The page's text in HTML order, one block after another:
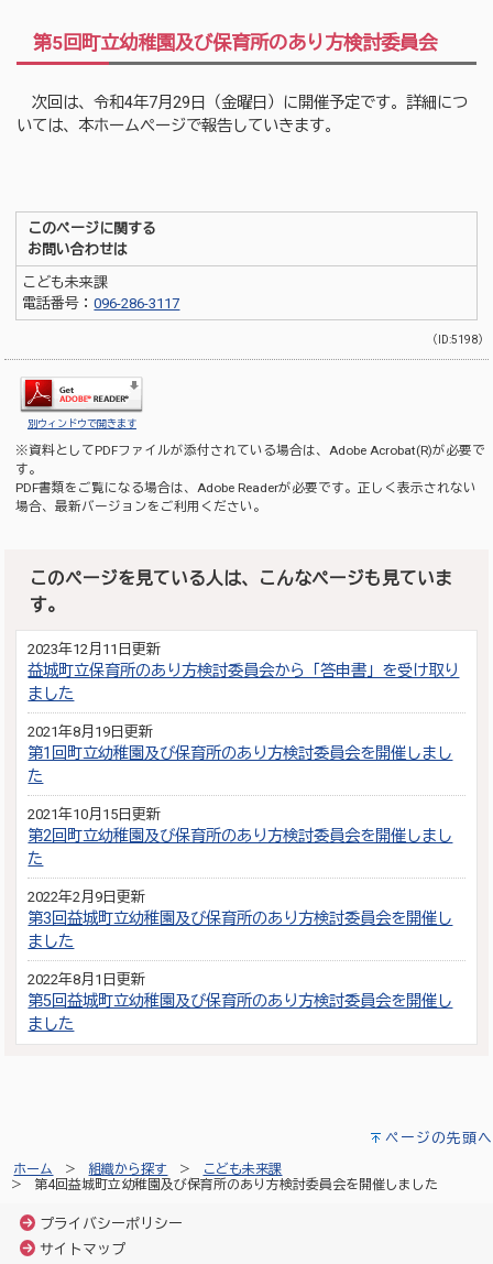
第5回町立幼稚園及び保育所のあり方検討委員会
次回は、令和4年7月29日（金曜日）に開催予定です。詳細につ
いては、本ホームページで報告していきます。
このページに関する
お問い合わせは
こども未来課
電話番号：096-286-3117
（ID:5198）
別ウィンドウで開きます
※資料としてPDFファイルが添付されている場合は、 Adobe Acrobat(R)が必要で
す。
PDF書類をご覧になる場合は、 Adobe Readerが必要です。正しく表示されない
場合、最新バージョンをご利用ください。
このページを見ている人は、こんなページも見ていま
す。
2023年12月11日更新
益城町立保育所のあり方検討委員会から「答申書」を受け取り
ました
2021年8月19日更新
第1回町立幼稚園及び保育所のあり方検討委員会を開催しまし
た
2021年10月15日更新
第2回町立幼稚園及び保育所のあり方検討委員会を開催しまし
た
2022年2月9日更新
第3回益城町立幼稚園及び保育所のあり方検討委員会を開催し
ました
2022年8月1日更新
第5回益城町立幼稚園及び保育所のあり方検討委員会を開催し
ました
ページの先頭へ
ホーム 組織から探す
こども未来課
第4回益城町立幼稚園及び保育所のあり方検討委員会を開催しました
プライバシーポリシー
サイトマップ